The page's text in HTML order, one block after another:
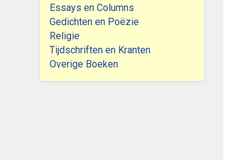
Essays en Columns
Gedichten en Poëzie
Religie
Tijdschriften en Kranten
Overige Boeken